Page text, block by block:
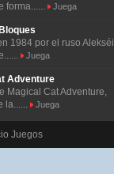
forma......
Juega
1984 por el ruso Alekséi
Juega
Adventure
Magical Cat Adventure,
la......
Juega
Juegos